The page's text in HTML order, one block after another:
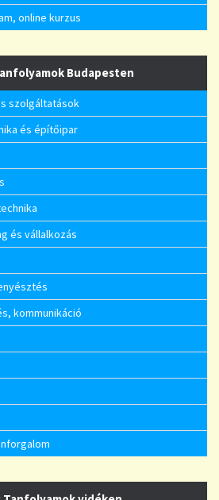
online kurzus
Budapesten
szolgáltatások
és építőipar
és vállalkozás
kommunikáció